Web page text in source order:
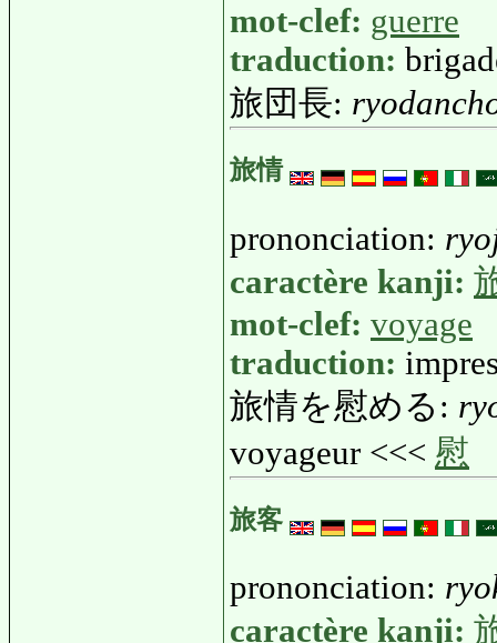
mot-clef: guerre
traduction:
旅団長:
旅情
prononciation:
caractère kanji:
mot-clef: voyage
traduction:
旅情を慰める:
voyageur <<< 慰
旅客
prononciation:
caractère kanji: